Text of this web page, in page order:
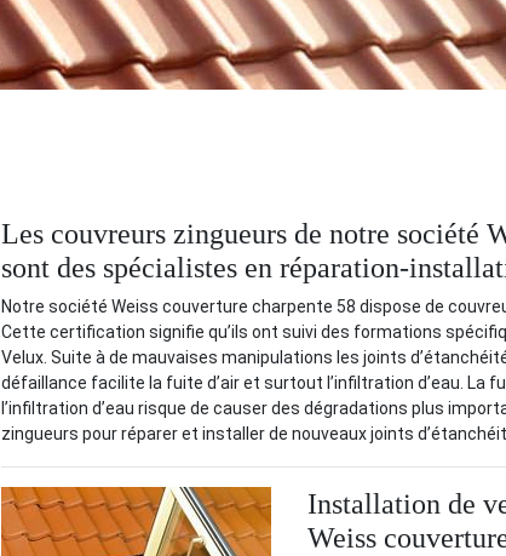
Les couvreurs zingueurs de notre société
sont des spécialistes en réparation-
Notre société Weiss couverture charpente 58 dispose de
Cette certification signifie qu’ils ont suivi des formations
Velux. Suite à de mauvaises manipulations les joints
défaillance facilite la fuite d’air et surtout l’infiltration d’eau. La
l’infiltration d’eau risque de causer des dégradations plus
zingueurs pour réparer et installer de nouveaux joints
Installation de
Weiss